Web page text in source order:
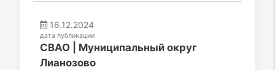
16.12.2024
дата публикации
СВАО | Муниципальный округ
Лианозово